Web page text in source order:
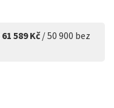
61 589 Kč/ 50 900 bez